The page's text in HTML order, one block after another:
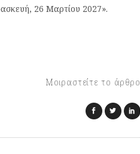
26 Μαρτίου 2027».
Μοιραστείτε το άρθρο